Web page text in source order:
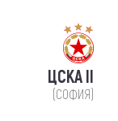
ЦСКА II
(СОФИЯ)